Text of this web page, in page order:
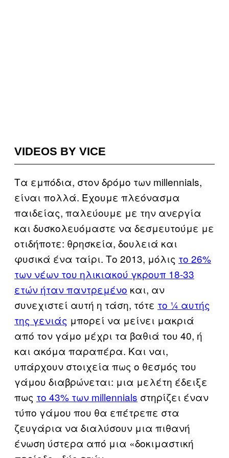
VIDEOS BY VICE
Τα εμπόδια, στον δρόμο των millennials,
είναι πολλά. Έχουμε πλεόνασμα
παιδείας, παλεύουμε με την ανεργία
και δυσκολευόμαστε να δεσμευτούμε με
οτιδήποτε: θρησκεία, δουλειά και
φυσικά ένα ταίρι. Το 2013, μόλις το 26%
των νέων του ηλικιακού γκρουπ 18-33
ετών ήταν παντρεμένο και, αν
συνεχιστεί αυτή η τάση, τότε το ¼ αυτής
της γενιάς μπορεί να μείνει μακριά
από τον γάμο μέχρι τα βαθιά του 40, ή
και ακόμα παραπέρα. Και ναι,
υπάρχουν στοιχεία πως ο θεσμός του
γάμου διαβρώνεται: μια μελέτη έδειξε
πως το 43% των millennials στηρίζει έναν
τύπο γάμου που θα επέτρεπε στα
ζευγάρια να διαλύσουν μια πιθανή
ένωση ύστερα από μια «δοκιμαστική